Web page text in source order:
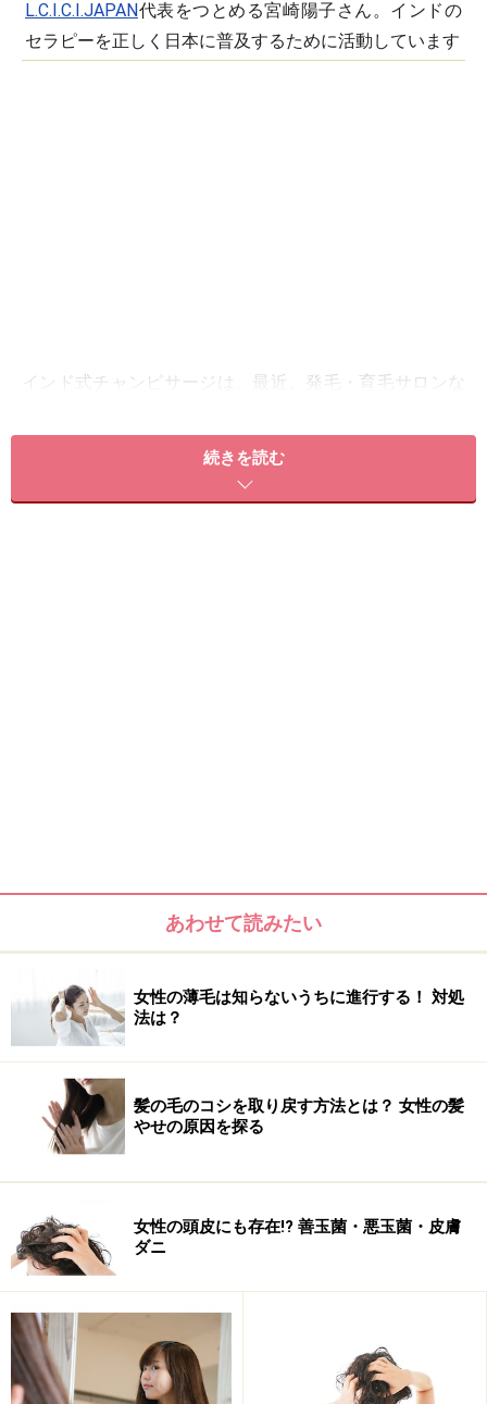
L.C.I.C.I.JAPAN代表をつとめる宮崎陽子さん。インドの
セラピーを正しく日本に普及するために活動しています
インド式チャンピサージは、最近、発毛・育毛サロンな
ドで日常的に行われている“頭皮の揉みほぐし”を体系化
したものです。
葉だそうです。「サージ」は、「マッサージ」のことで
す。欧州では、マッサージが医療用語ということでヘッ
ージのことを「チャンピサージ」と表現されました。
続きを読む
あわせて読みたい
女性の薄毛は知らないうちに進行する！ 対処
法は？
髪の毛のコシを取り戻す方法とは？ 女性の髪
やせの原因を探る
女性の頭皮にも存在!? 善玉菌・悪玉菌・皮膚
ダニ